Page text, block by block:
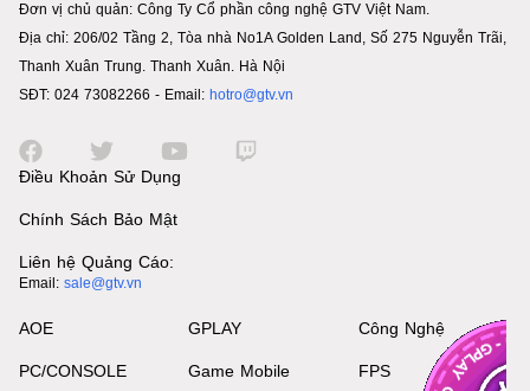
Đơn vị chủ quản: Công Ty Cổ phần công nghệ GTV Việt Nam.
Địa chỉ: 206/02 Tầng 2, Tòa nhà No1A Golden Land, Số 275 Nguyễn Trãi,
Thanh Xuân Trung. Thanh Xuân. Hà Nội
SĐT: 024 73082266 - Email: hotro@gtv.vn
Điều Khoản Sử Dụng
Chính Sách Bảo Mật
Liên hệ Quảng Cáo:
Email: sale@gtv.vn
AOE
PC/CONSOLE
GPLAY
Game Mobile
Công Nghệ
FPS